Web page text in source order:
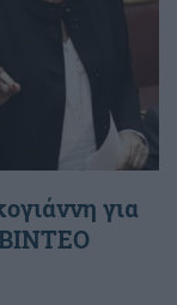
για
ΒΙΝΤΕΟ